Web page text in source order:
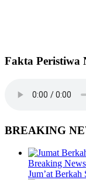
Fakta Peristiwa
BREAKING
Breaking News
Jum’at